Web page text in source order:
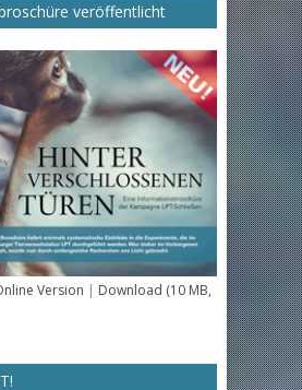
veröffentlicht
Version | Download (10 MB,